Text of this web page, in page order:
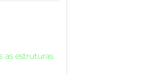
as estruturas